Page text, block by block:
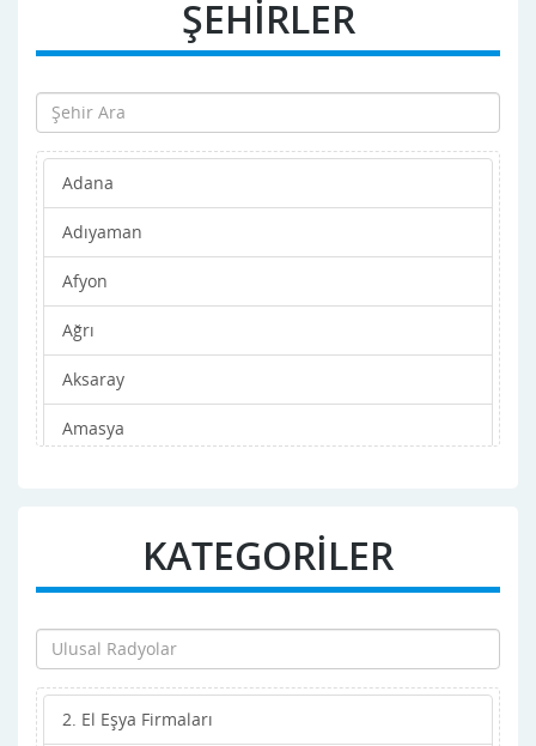
ŞEHİRLER
Adana
Adıyaman
Afyon
Ağrı
Aksaray
Amasya
Artvin
Aydın
Balıkesir
KATEGORİLER
2. El Eşya Firmaları